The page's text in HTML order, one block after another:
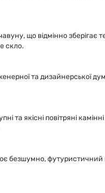
що відмінно
скло.
та дизайнерської
та якісні повітряні
безшумно, футуристичний